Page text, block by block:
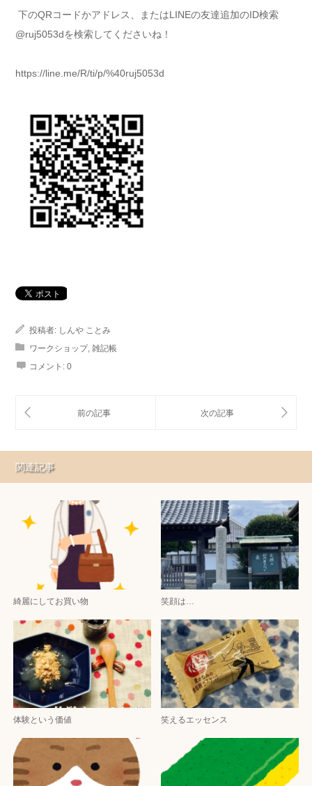
下のQRコードかアドレス、またはLINEの友達追加のID検索
@ruj5053dを検索してくださいね！
https://line.me/R/ti/p/%40ruj5053d
投稿者: しんや ことみ
ワークショップ, 雑記帳
コメント: 0
関連記事
綺麗にしてお買い物 笑顔は…
体験という価値 笑えるエッセンス